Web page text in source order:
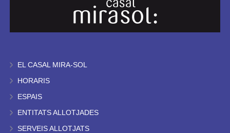
EL CASAL MIRA-SOL
HORARIS
ESPAIS
ENTITATS ALLOTJADES
SERVEIS ALLOTJATS